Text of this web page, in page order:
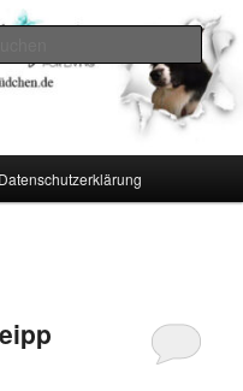
Datenschutzerklärung